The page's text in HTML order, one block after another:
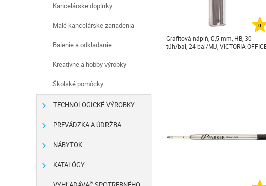
Kancelárske doplnky
Malé kancelárske zariadenia
Balenie a odkladanie
Kreatívne a hobby výrobky
Školské pomôcky
TECHNOLOGICKÉ VÝROBKY
PREVÁDZKA A ÚDRŽBA
NÁBYTOK
KATALÓGY
0
Grafitová náplň, 0,5 mm, HB, 30
túh/bal, 24 bal/MJ, VICTORIA